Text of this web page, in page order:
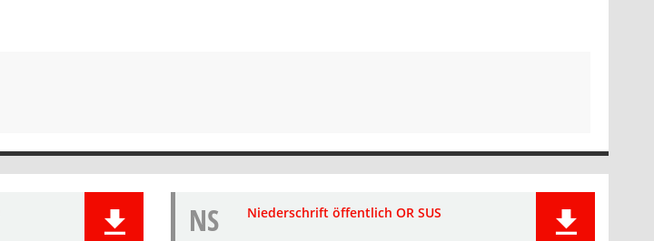
NS Niederschrift öffentlich OR SUS